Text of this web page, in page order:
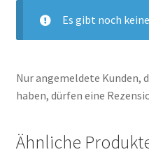
Es gibt noch
Nur angemeldete Kunden,
haben, dürfen eine
Ähnliche